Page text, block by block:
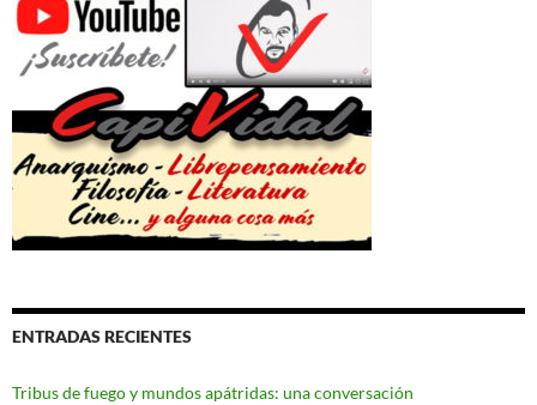
ENTRADAS RECIENTES
Tribus de fuego y mundos apátridas: una conversación